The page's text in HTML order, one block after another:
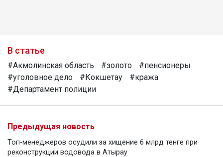
В статье
#Акмолинская область #золото
#пенсионеры
#уголовное дело
#Кокшетау
#кража
#Департамент полиции
Предыдущая новость
Топ-менеджеров осудили за хищение 6 млрд тенге при
реконструкции водовода в Атырау